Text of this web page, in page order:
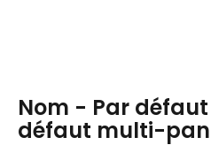
Nom - Par
défaut multi-